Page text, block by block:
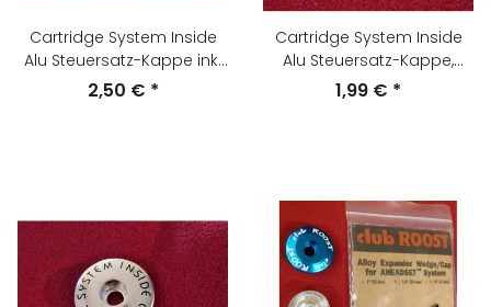
Cartridge System Inside
Alu Steuersatz-Kappe inkl
Schraube und Kralle,
2,50 € *
Cartridge System Inside
Alu Steuersatz-Kappe,
Ahead-Cap, 1 1/8", silber
1,99 € *